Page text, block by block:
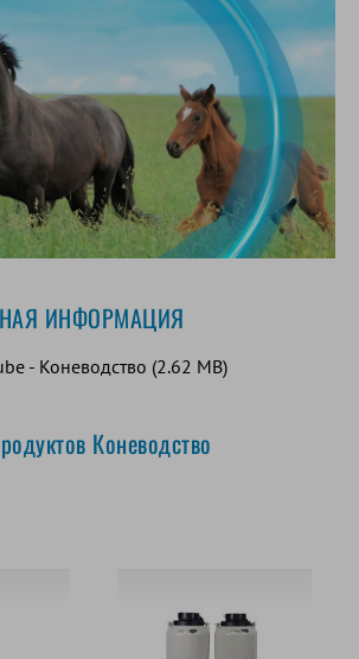
ИНФОРМАЦИЯ
- Коневодство (2.62 MB)
Коневодство